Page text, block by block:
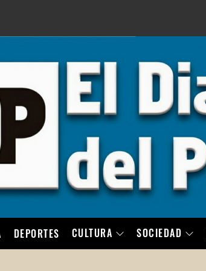
DEPORTES CULTURA SOCIEDAD